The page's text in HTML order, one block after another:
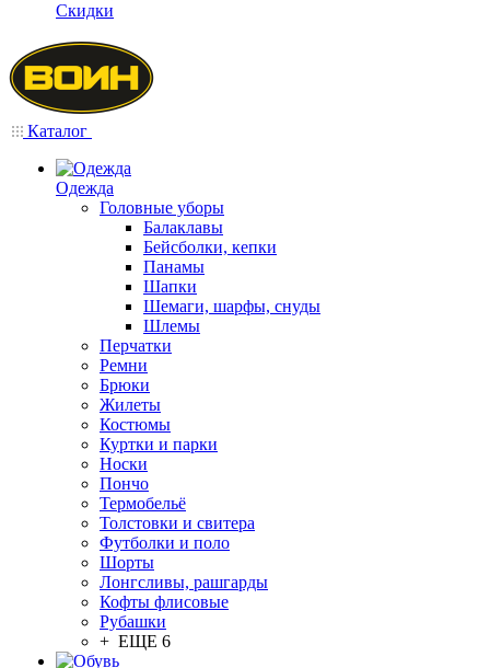
Скидки
Каталог
Одежда
Головные уборы
Балаклавы
Бейсболки, кепки
Панамы
Шапки
Шемаги, шарфы, снуды
Шлемы
Перчатки
Ремни
Брюки
Жилеты
Костюмы
Куртки и парки
Носки
Пончо
Термобельё
Толстовки и свитера
Футболки и поло
Шорты
Лонгсливы, рашгарды
Кофты флисовые
Рубашки
+ ЕЩЕ 6